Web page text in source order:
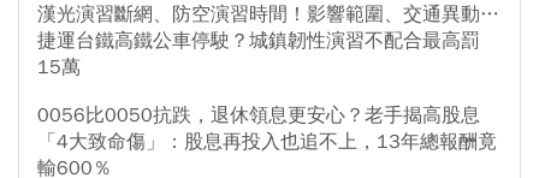
漢光演習斷網、防空演習時間！影響範圍、交通異動…
捷運台鐵高鐵公車停駛？城鎮韌性演習不配合最高罰
15萬
0056比0050抗跌，退休領息更安心？老手揭高股息
「4大致命傷」：股息再投入也追不上，13年總報酬竟
輸600％